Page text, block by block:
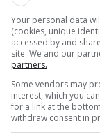
duke
i studimit,
me ato të
por janë
për
Your personal data
(cookies, unique
accessed by and
site. We and our
partners.
Some vendors may
interest, which you
for a link at the
withdraw consent in